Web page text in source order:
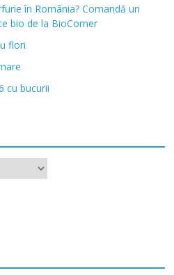
în România? Comandă un
bio de la BioCorner
flori
cu bucurii